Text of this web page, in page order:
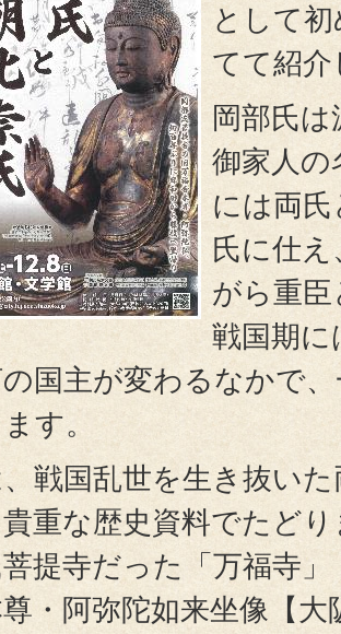
として
てて紹
岡部氏
御家人の
には両
氏に仕
がら重
戦国期に
国主が変わるなかで
す。
戦国乱世を生き抜い
重な歴史資料でたど
提寺だった「万福寺
・阿弥陀如来坐像【大